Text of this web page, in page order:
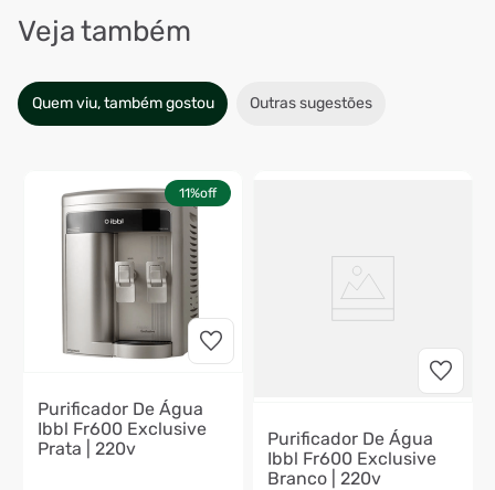
Veja também
Quem viu, também gostou Outras sugestões
11%off
Purificador De Água
Ibbl Fr600 Exclusive
Prata | 220v
Purificador De Água
Ibbl Fr600 Exclusive
Branco | 220v